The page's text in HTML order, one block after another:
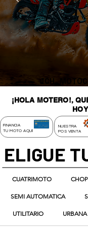
JCH
¡HOLA MOTERO!,
HOY
FINANCIA
TU MOTO AQUI
NUESTRA
POS VENTA
ELIGUE
CUATRIMOTO
SEMI AUTOMATICA
URBANA
UTILITARIO